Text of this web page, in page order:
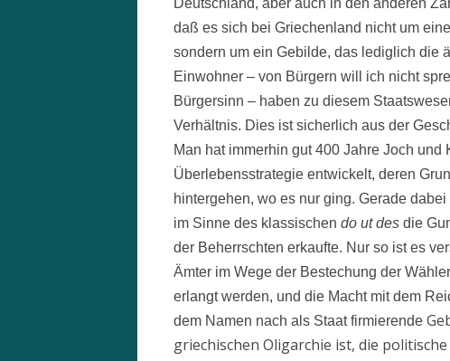
Deutschland, aber auch in den anderen
daß es sich bei Griechenland nicht um
sondern um ein Gebilde, das lediglich die
Einwohner – von Bürgern will ich nicht
Bürgersinn – haben zu diesem
Verhältnis. Dies ist sicherlich aus der
Man hat immerhin gut 400 Jahre Joch
Überlebensstrategie entwickelt, deren
hintergehen, wo es nur ging. Gerade
im Sinne des klassischen do ut des die
der Beherrschten erkaufte. Nur so ist es
Ämter im Wege der Bestechung der
erlangt werden, und die Macht mit dem
dem Namen nach als Staat firmierende
griechischen Oligarchie ist, die politische